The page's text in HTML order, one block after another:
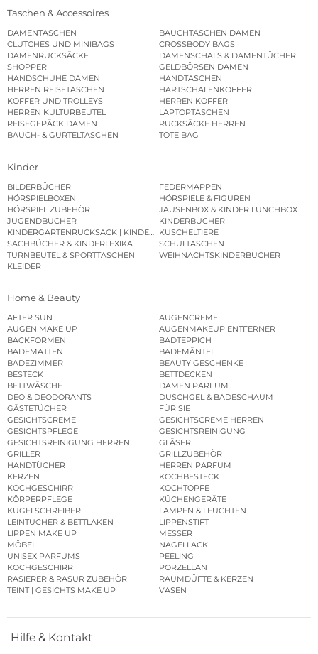
Taschen & Accessoires
DAMENTASCHEN
BAUCHTASCHEN DAMEN
CLUTCHES UND MINIBAGS
CROSSBODY BAGS
DAMENRUCKSÄCKE
DAMENSCHALS & DAMENTÜCHER
SHOPPER
GELDBÖRSEN DAMEN
HANDSCHUHE DAMEN
HANDTASCHEN
HERREN REISETASCHEN
HARTSCHALENKOFFER
KOFFER UND TROLLEYS
HERREN KOFFER
HERREN KULTURBEUTEL
LAPTOPTASCHEN
REISEGEPÄCK DAMEN
RUCKSÄCKE HERREN
BAUCH- & GÜRTELTASCHEN
TOTE BAG
Kinder
BILDERBÜCHER
FEDERMAPPEN
HÖRSPIELBOXEN
HÖRSPIELE & FIGUREN
HÖRSPIEL ZUBEHÖR
JAUSENBOX & KINDER LUNCHBOX
JUGENDBÜCHER
KINDERBÜCHER
KINDERGARTENRUCKSACK | KINDERGARTENBEUTEL
KUSCHELTIERE
SACHBÜCHER & KINDERLEXIKA
SCHULTASCHEN
TURNBEUTEL & SPORTTASCHEN
WEIHNACHTSKINDERBÜCHER
KLEIDER
Home & Beauty
AFTER SUN
AUGENCREME
AUGEN MAKE UP
AUGENMAKEUP ENTFERNER
BACKFORMEN
BADTEPPICH
BADEMATTEN
BADEMÄNTEL
BADEZIMMER
BEAUTY GESCHENKE
BESTECK
BETTDECKEN
BETTWÄSCHE
DAMEN PARFUM
DEO & DEODORANTS
DUSCHGEL & BADESCHAUM
GÄSTETÜCHER
FÜR SIE
GESICHTSCREME
GESICHTSCREME HERREN
GESICHTSPFLEGE
GESICHTSREINIGUNG
GESICHTSREINIGUNG HERREN
GLÄSER
GRILLER
GRILLZUBEHÖR
HANDTÜCHER
HERREN PARFUM
KERZEN
KOCHBESTECK
KOCHGESCHIRR
KOCHTÖPFE
KÖRPERPFLEGE
KÜCHENGERÄTE
KUGELSCHREIBER
LAMPEN & LEUCHTEN
LEINTÜCHER & BETTLAKEN
LIPPENSTIFT
LIPPEN MAKE UP
MESSER
MÖBEL
NAGELLACK
UNISEX PARFUMS
PEELING
KOCHGESCHIRR
PORZELLAN
RASIERER & RASUR ZUBEHÖR
RAUMDÜFTE & KERZEN
TEINT | GESICHTS MAKE UP
VASEN
Hilfe & Kontakt